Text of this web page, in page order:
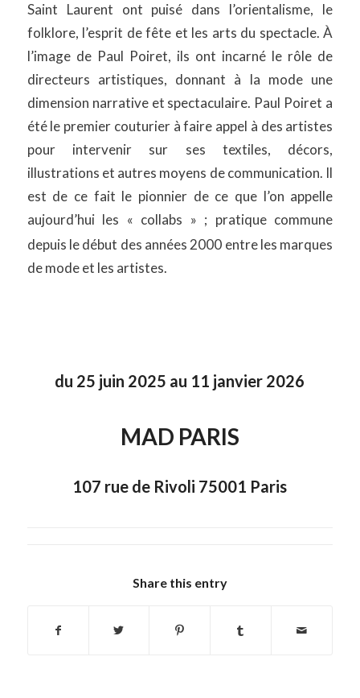
Saint Laurent ont puisé dans l’orientalisme, le
folklore, l’esprit de fête et les arts du spectacle. À
l’image de Paul Poiret, ils ont incarné le rôle de
directeurs artistiques, donnant à la mode une
dimension narrative et spectaculaire. Paul Poiret a
été le premier couturier à faire appel à des artistes
pour intervenir sur ses textiles, décors,
illustrations et autres moyens de communication. Il
est de ce fait le pionnier de ce que l’on appelle
aujourd’hui les « collabs » ; pratique commune
depuis le début des années 2000 entre les marques
de mode et les artistes.
du 25 juin 2025 au 11 janvier 2026
MAD PARIS
107 rue de Rivoli 75001 Paris
Share this entry